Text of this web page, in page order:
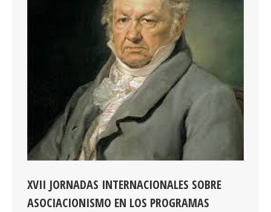
XVII JORNADAS INTERNACIONALES SOBRE
ASOCIACIONISMO EN LOS PROGRAMAS